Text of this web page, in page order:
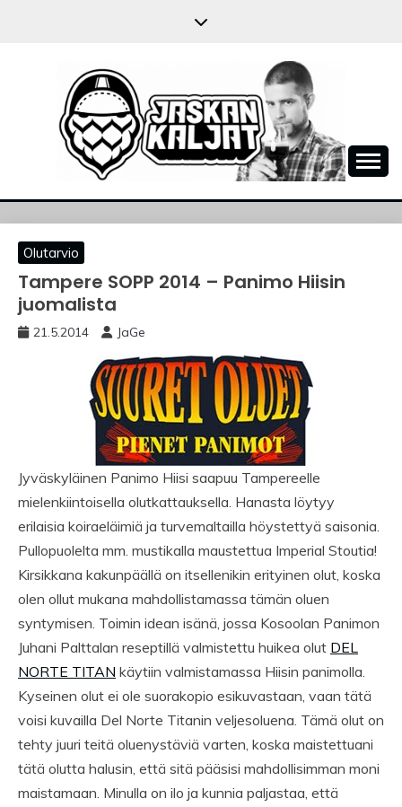
JASKANKALJAT
Olutarvio
Tampere SOPP 2014 – Panimo Hiisin
juomalista
21.5.2014 JaGe
Jyväskyläinen Panimo Hiisi saapuu Tampereelle
mielenkiintoisella olutkattauksella. Hanasta löytyy
erilaisia koiraeläimiä ja turvemaltailla höystettyä saisonia.
Pullopuolelta mm. mustikalla maustettua Imperial Stoutia!
Kirsikkana kakunpäällä on itsellenikin erityinen olut, koska
olen ollut mukana mahdollistamassa tämän oluen
syntymisen. Toimin idean isänä, jossa Kosoolan Panimon
Juhani Palttalan reseptillä valmistettu huikea olut DEL
NORTE TITAN käytiin valmistamassa Hiisin panimolla.
Kyseinen olut ei ole suorakopio esikuvastaan, vaan tätä
voisi kuvailla Del Norte Titanin veljesoluena. Tämä olut on
tehty juuri teitä oluenystäviä varten, koska maistettuani
tätä olutta halusin, että sitä pääsisi mahdollisimman moni
maistamaan. Minulla on ilo ja kunnia paljastaa, että